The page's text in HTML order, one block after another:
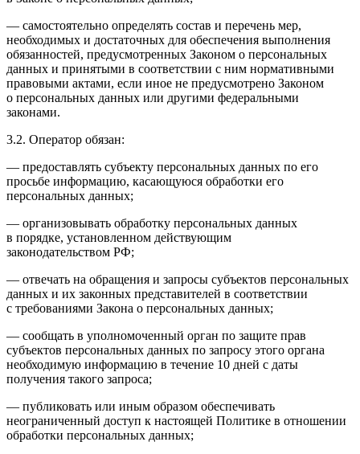
— самостоятельно определять состав и перечень мер,
необходимых и достаточных для обеспечения выполнения
обязанностей, предусмотренных Законом о персональных
данных и принятыми в соответствии с ним нормативными
правовыми актами, если иное не предусмотрено Законом
о персональных данных или другими федеральными
законами.
3.2. Оператор обязан:
— предоставлять субъекту персональных данных по его
просьбе информацию, касающуюся обработки его
персональных данных;
— организовывать обработку персональных данных
в порядке, установленном действующим
законодательством РФ;
— отвечать на обращения и запросы субъектов персональных
данных и их законных представителей в соответствии
с требованиями Закона о персональных данных;
— сообщать в уполномоченный орган по защите прав
субъектов персональных данных по запросу этого органа
необходимую информацию в течение 10 дней с даты
получения такого запроса;
— публиковать или иным образом обеспечивать
неограниченный доступ к настоящей Политике в отношении
обработки персональных данных;